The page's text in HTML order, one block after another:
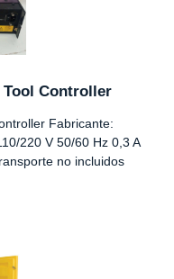
Tool Controller
Fabricante:
220 V 50/60 Hz 0,3 A
no incluidos